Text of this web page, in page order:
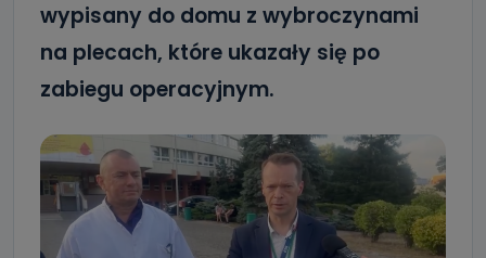
wypisany do domu z wybroczynami
na plecach, które ukazały się po
zabiegu operacyjnym.